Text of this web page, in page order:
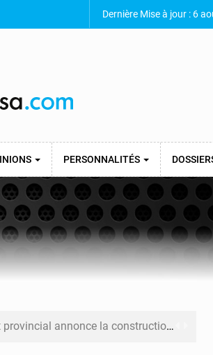
Dernière Mise à jour : 6
PERSONNALITÉS
construction imminente du boulevard Étienne Tshisekedi